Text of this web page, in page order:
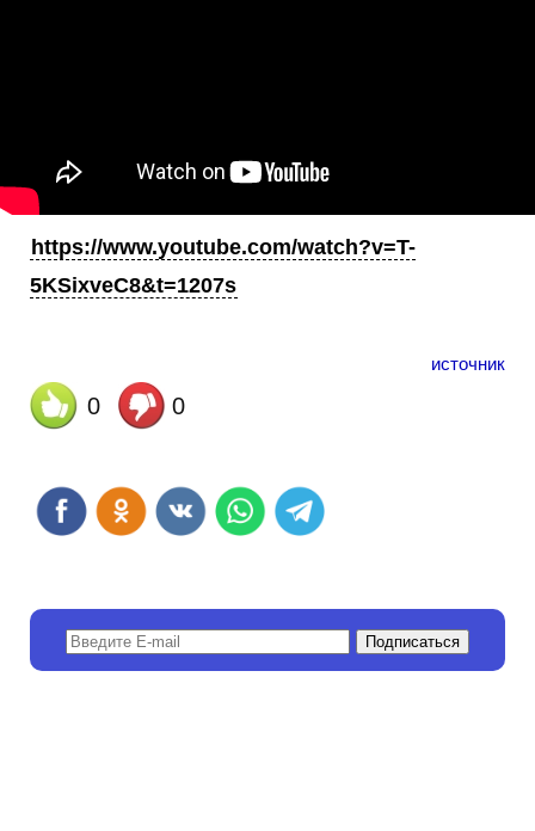
https://www.youtube.com/watch?v=T-
5KSixveC8&t=1207s
источник
0 0